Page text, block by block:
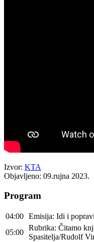
Izvor: KTA
Objavljeno: 09.rujna 2023.
Program
04:00 Emisija: Idi i
05:00
Rubrika: Čitamo
Spasitelja/Rudolf